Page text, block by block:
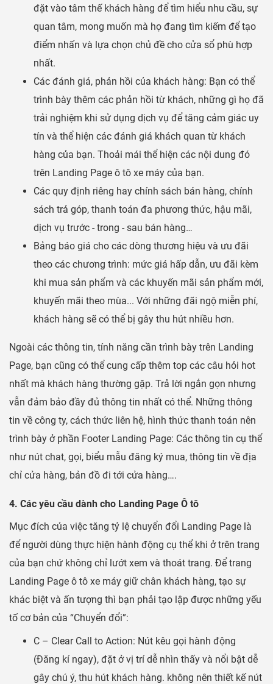
đặt vào tâm thế khách hàng để tìm hiểu nhu cầu, sự
quan tâm, mong muốn mà họ đang tìm kiếm để tạo
điểm nhấn và lựa chọn chủ đề cho cửa sổ phù hợp
nhất.
Các đánh giá, phản hồi của khách hàng: Bạn có thể
trình bày thêm các phản hồi từ khách, những gì họ đã
trải nghiệm khi sử dụng dịch vụ để tăng cảm giác uy
tín và thể hiện các đánh giá khách quan từ khách
hàng của bạn. Thoải mái thể hiện các nội dung đó
trên Landing Page ô tô xe máy của bạn.
Các quy định riêng hay chính sách bán hàng, chính
sách trả góp, thanh toán đa phương thức, hậu mãi,
dịch vụ trước - trong - sau bán hàng…
Bảng báo giá cho các dòng thương hiệu và ưu đãi
theo các chương trình: mức giá hấp dẫn, ưu đãi kèm
khi mua sản phẩm và các khuyến mãi sản phẩm mới,
khuyến mãi theo mùa... Với những đãi ngộ miễn phí,
khách hàng sẽ có thể bị gây thu hút nhiều hơn.
Ngoài các thông tin, tính năng cần trình bày trên Landing
Page, bạn cũng có thể cung cấp thêm top các câu hỏi hot
nhất mà khách hàng thường gặp. Trả lời ngắn gọn nhưng
vẫn đảm bảo đầy đủ thông tin nhất có thể. Những thông
tin về công ty, cách thức liên hệ, hình thức thanh toán nên
trình bày ở phần Footer Landing Page: Các thông tin cụ thể
như nút chat, gọi, biểu mẫu đăng ký mua, thông tin về địa
chỉ cửa hàng, bản đồ đi tới cửa hàng….
4. Các yêu cầu dành cho Landing Page Ô tô
Mục đích của việc tăng tỷ lệ chuyển đổi Landing Page là
để người dùng thực hiện hành động cụ thể khi ở trên trang
của bạn chứ không chỉ lướt xem và thoát trang. Để trang
Landing Page ô tô xe máy giữ chân khách hàng, tạo sự
khác biệt và ấn tượng thì bạn phải tạo lập được những yếu
tố cơ bản của “Chuyển đổi”:
C – Clear Call to Action: Nút kêu gọi hành động
(Đăng kí ngay), đặt ở vị trí dễ nhìn thấy và nổi bật dễ
gây chú ý, thu hút khách hàng. không nên thiết kế nút